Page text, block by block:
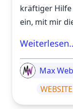
kräftiger Hilfe
ein, mit mir
Max
WEBSITE